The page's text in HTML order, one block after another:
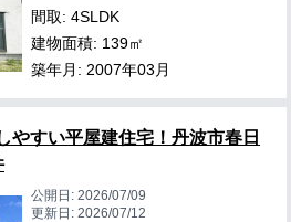
間取: 4SLDK
建物面積: 139㎡
築年月: 2007年03月
やすい平屋建住宅！丹波市春日
公開日:2026/07/09
更新日:2026/07/12